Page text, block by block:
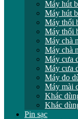
Máy hút
Máy hút
Máy thổi
Máy thổi
Máy chà
Máy chà
Máy cưa
Máy cưa
Máy đo
Máy mài
Khác
Khác
Pin sạc